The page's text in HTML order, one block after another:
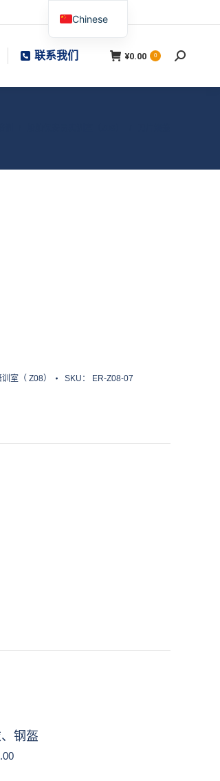
联系我们 ¥0.00 0
搜
室（ Z08） SKU： ER-Z08-07
钢盔
Chinese